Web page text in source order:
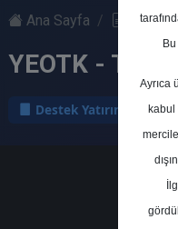
Ana Sayfa
YEOTK -
Destek Yatırım
Ayrıca